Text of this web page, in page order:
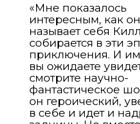
«Мне показалось
интересным, как он
называет себя
собирается в эти
приключения. И
вы ожидаете
смотрите научно-
фантастическое
он героический,
в себе и идет и